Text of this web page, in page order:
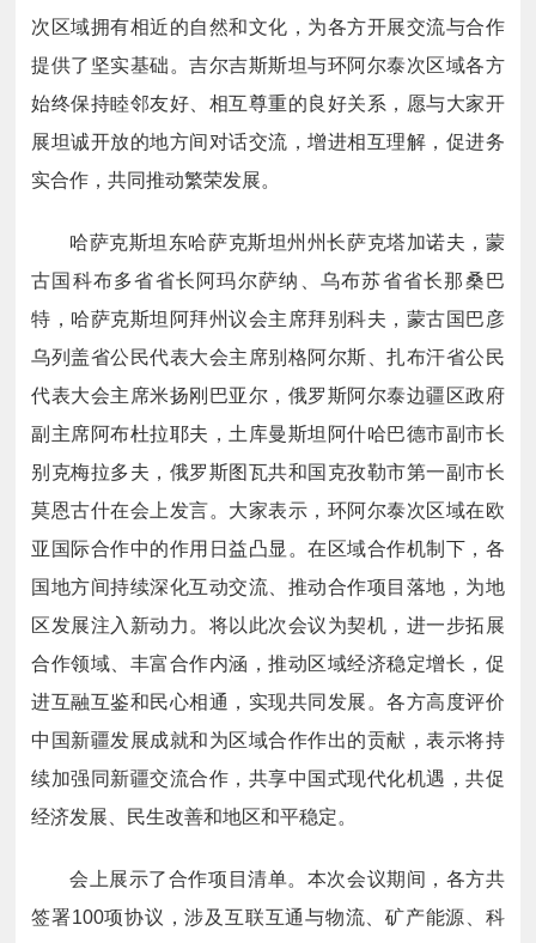
次区域拥有相近的自然和文化，为各方开展交流与合作
提供了坚实基础。吉尔吉斯斯坦与环阿尔泰次区域各方
始终保持睦邻友好、相互尊重的良好关系，愿与大家开
展坦诚开放的地方间对话交流，增进相互理解，促进务
实合作，共同推动繁荣发展。
哈萨克斯坦东哈萨克斯坦州州长萨克塔加诺夫，蒙
古国科布多省省长阿玛尔萨纳、乌布苏省省长那桑巴
特，哈萨克斯坦阿拜州议会主席拜别科夫，蒙古国巴彦
乌列盖省公民代表大会主席别格阿尔斯、扎布汗省公民
代表大会主席米扬刚巴亚尔，俄罗斯阿尔泰边疆区政府
副主席阿布杜拉耶夫，土库曼斯坦阿什哈巴德市副市长
别克梅拉多夫，俄罗斯图瓦共和国克孜勒市第一副市长
莫恩古什在会上发言。大家表示，环阿尔泰次区域在欧
亚国际合作中的作用日益凸显。在区域合作机制下，各
国地方间持续深化互动交流、推动合作项目落地，为地
区发展注入新动力。将以此次会议为契机，进一步拓展
合作领域、丰富合作内涵，推动区域经济稳定增长，促
进互融互鉴和民心相通，实现共同发展。各方高度评价
中国新疆发展成就和为区域合作作出的贡献，表示将持
续加强同新疆交流合作，共享中国式现代化机遇，共促
经济发展、民生改善和地区和平稳定。
会上展示了合作项目清单。本次会议期间，各方共
签署100项协议，涉及互联互通与物流、矿产能源、科